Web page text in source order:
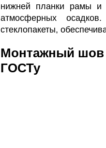
нижней планки рамы и
атмосферных
стеклопакеты,
Монтажный шов
ГОСТу